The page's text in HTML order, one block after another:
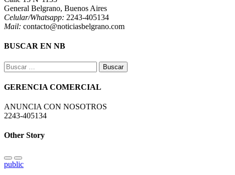
General Belgrano, Buenos Aires
Celular/Whatsapp: 2243-405134
Mail: contacto@noticiasbelgrano.com
BUSCAR EN NB
Buscar:
GERENCIA COMERCIAL
ANUNCIA CON NOSOTROS
2243-405134
Other Story
public